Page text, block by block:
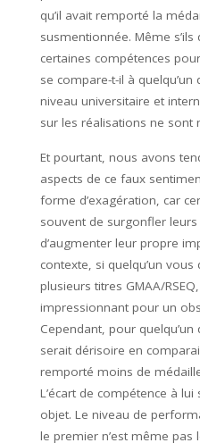
qu’il avait remporté la
susmentionnée. Même
certaines compétences
se compare-t-il à
niveau universitaire et
sur les réalisations ne
Et pourtant, nous avons
aspects de ce faux
forme d’exagération, car
souvent de surgonfler
d’augmenter leur propre
contexte, si quelqu’un vous
plusieurs titres GMAA/
impressionnant pour un
Cependant, pour
serait dérisoire en
remporté moins de
L’écart de compétence à
objet. Le niveau de
le premier n’est même